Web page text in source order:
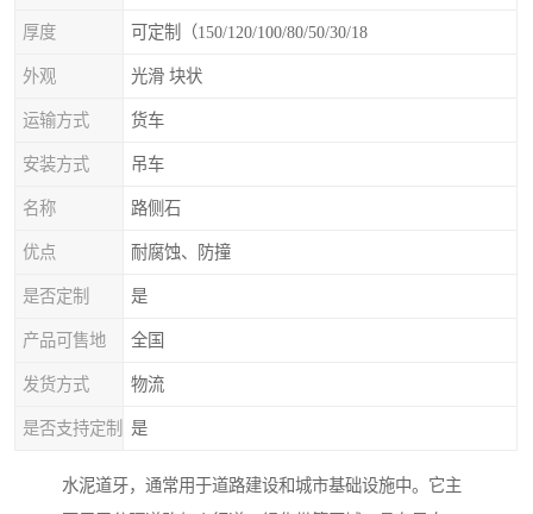
厚度 可定制（150/120/100/80/50/30/18
外观 光滑 块状
运输方式 货车
安装方式 吊车
名称 路侧石
优点 耐腐蚀、防撞
是否定制 是
产品可售地 全国
发货方式 物流
是否支持定制 是
水泥道牙，通常用于道路建设和城市基础设施中。它主